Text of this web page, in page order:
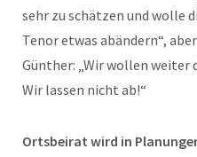
sehr zu schätzen und wolle
Tenor etwas abändern“,
Günther: „Wir wollen weiter
Wir lassen nicht ab!“
Ortsbeirat wird in